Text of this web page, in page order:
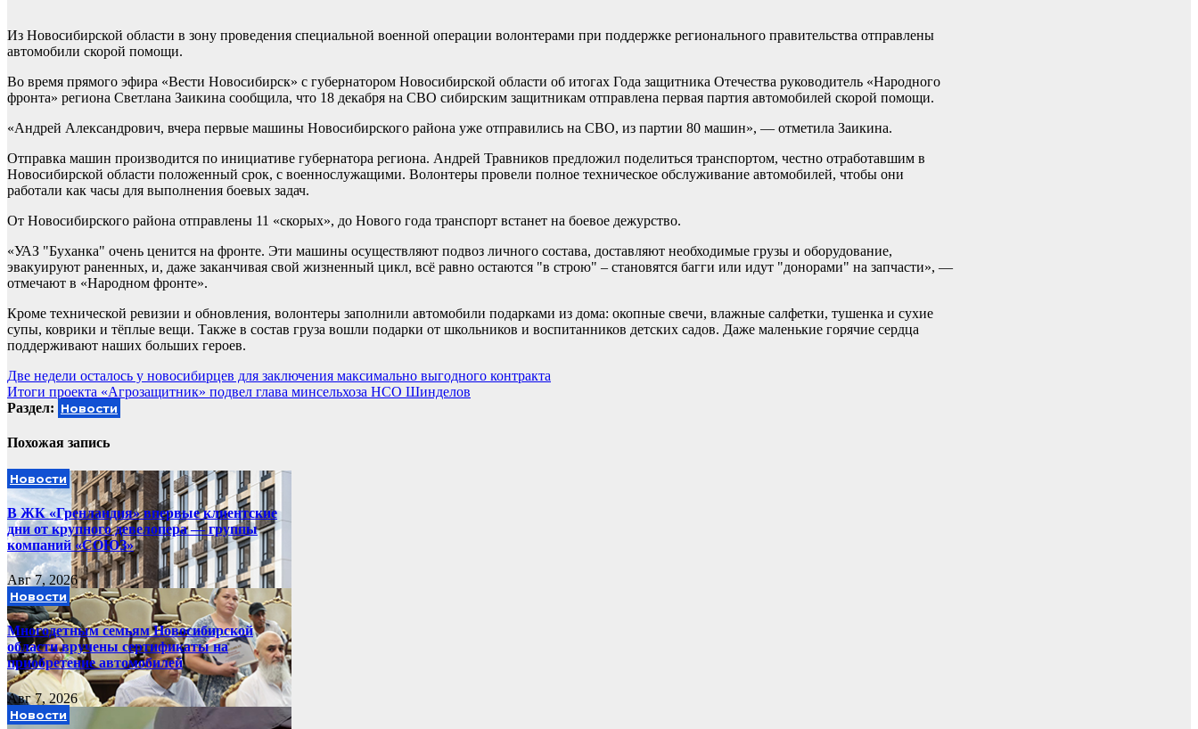
Из Новосибирской области в зону проведения специальной военной операции волонтерами при поддержке регионального правительства отправлены
автомобили скорой помощи.
Во время прямого эфира «Вести Новосибирск» с губернатором Новосибирской области об итогах Года защитника Отечества руководитель «Народного
фронта» региона Светлана Заикина сообщила, что 18 декабря на СВО сибирским защитникам отправлена первая партия автомобилей скорой помощи.
«Андрей Александрович, вчера первые машины Новосибирского района уже отправились на СВО, из партии 80 машин», — отметила Заикина.
Отправка машин производится по инициативе губернатора региона. Андрей Травников предложил поделиться транспортом, честно отработавшим в
Новосибирской области положенный срок, с военнослужащими. Волонтеры провели полное техническое обслуживание автомобилей, чтобы они
работали как часы для выполнения боевых задач.
От Новосибирского района отправлены 11 «скорых», до Нового года транспорт встанет на боевое дежурство.
«УАЗ "Буханка" очень ценится на фронте. Эти машины осуществляют подвоз личного состава, доставляют необходимые грузы и оборудование,
эвакуируют раненных, и, даже заканчивая свой жизненный цикл, всё равно остаются "в строю" – становятся багги или идут "донорами" на запчасти», —
отмечают в «Народном фронте».
Кроме технической ревизии и обновления, волонтеры заполнили автомобили подарками из дома: окопные свечи, влажные салфетки, тушенка и сухие
супы, коврики и тёплые вещи. Также в состав груза вошли подарки от школьников и воспитанников детских садов. Даже маленькие горячие сердца
поддерживают наших больших героев.
Навигация
по
Две недели осталось у новосибирцев для заключения максимально выгодного контракта
Итоги проекта «Агрозащитник» подвел глава минсельхоза НСО Шинделов
Раздел: Новости
Похожая запись
Новости
В ЖК «Гренландия» впервые клиентские
дни от крупного девелопера — группы
компаний «СОЮЗ»
Авг 7, 2026
Новости
Многодетным семьям Новосибирской
области вручены сертификаты на
приобретение автомобилей
Авг 7, 2026
Новости